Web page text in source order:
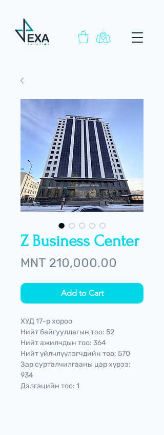
Z Business Center
MNT 210,000.00
Add to Cart
ХУД 17-р хороо
Нийт байгууллагын тоо: 52
Нийт ажилчдын тоо: 364
Нийт үйлчлүүлэгчдийн тоо: 570
Зар сурталчилгааны цар хүрээ:
934
Дэлгэцийн тоо: 1